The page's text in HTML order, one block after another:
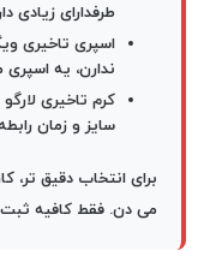
طرفدارای زیادی
اسپری تاخیری
ندارن، یه
کرم تاخیری لارگو
سایز و زمان
برای انتخاب دقیق تر،
می دن. فقط کافیه